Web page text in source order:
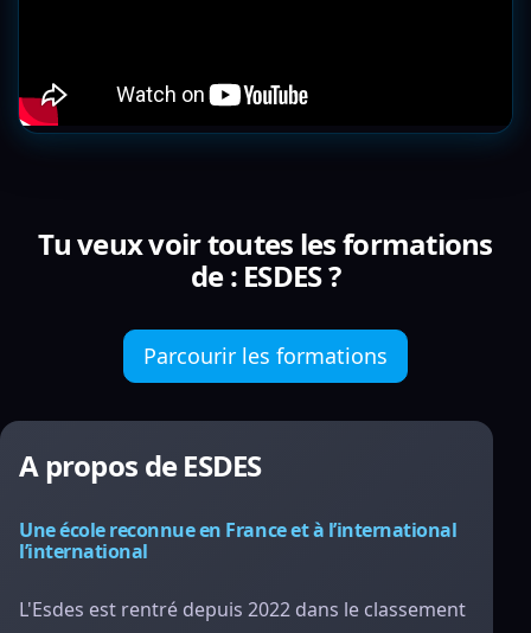
Tu veux voir toutes les formations
de : ESDES ?
Parcourir les formations
A propos de ESDES
Une école reconnue en France et à l’international
l’international
L'Esdes est rentré depuis 2022 dans le classement